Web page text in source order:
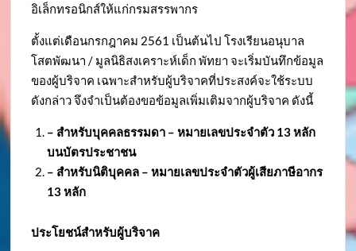
อิเล็กทรอนิกส์ให้แก่กรมสรรพากร
ตั้งแต่เดือนกรกฎาคม 2561 เป็นต้นไป โรงเรียนอนุบาล
โสตพัฒนา / มูลนิธิสงเคราะห์เด็ก พัทยา จะเริ่มบันทึกข้อมูล
ของผู้บริจาค เฉพาะสำหรับผู้บริจาคที่ประสงค์จะใช้ระบบ
ดังกล่าว จึงจำเป็นต้องขอข้อมูลเพิ่มเติมจากผู้บริจาค ดังนี้
– สำหรับบุคคลธรรมดา – หมายเลขประจำตัว 13 หลัก
บนบัตรประชาชน
– สำหรับนิติบุคคล – หมายเลขประจำตัวผู้เสียภาษีอากร
13 หลัก
ประโยชน์สำหรับผู้บริจาค